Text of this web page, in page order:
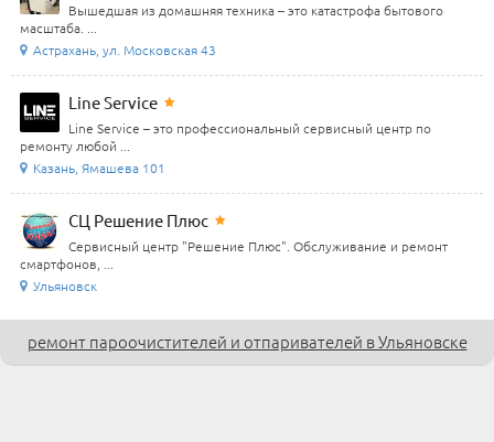
Вышедшая из домашняя техника – это катастрофа бытового
масштаба. ...
Астрахань, ул. Московская 43
Line Service
Line Service – это профессиональный сервисный центр по
ремонту любой ...
Казань, Ямашева 101
СЦ Решение Плюс
Сервисный центр "Решение Плюс". Обслуживание и ремонт
смартфонов, ...
Ульяновск
ремонт пароочистителей и отпаривателей в Ульяновске